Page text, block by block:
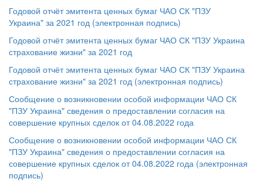
Годовой отчёт эмитента ценных бумаг ЧАО СК "ПЗУ
Украина" за 2021 год (электронная подпись)
Годовой отчёт эмитента ценных бумаг ЧАО СК "ПЗУ Украина
страхование жизни" за 2021 год
Годовой отчёт эмитента ценных бумаг ЧАО СК "ПЗУ Украина
страхование жизни" за 2021 год (электронная подпись)
Сообщение о возникновении особой информации ЧАО СК
"ПЗУ Украина" сведения о предоставлении согласия на
совершение крупных сделок от 04.08.2022 года
Сообщение о возникновении особой информации ЧАО СК
"ПЗУ Украина" сведения о предоставлении согласия на
совершение крупных сделок от 04.08.2022 года (электронная
подпись)